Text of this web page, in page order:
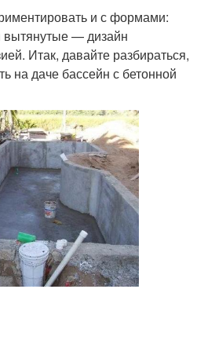
и с формами:
вытянутые — дизайн
Итак, давайте разбираться,
на даче бассейн с бетонной